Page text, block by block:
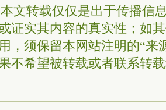
文转载仅仅是出于传播信
证实其内容的真实性；如
，须保留本网站注明的“来
不希望被转载或者联系转